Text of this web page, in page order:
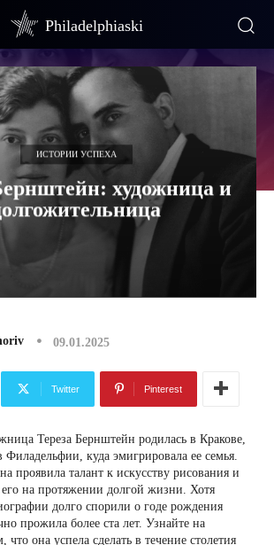
Philadelphiaski
ИСТОРИИ УСПЕХА
художница и
09.01.2025
Twitter Pinterest
Тереза ​​Бернштейн родилась в Кракове,
Филадельфии, куда эмигрировала ее семья.
проявила талант к искусству рисования и
его на протяжении долгой жизни. Хотя
долго спорили о годе рождения
прожила более ста лет. Узнайте на
что она успела сделать в течение столетия